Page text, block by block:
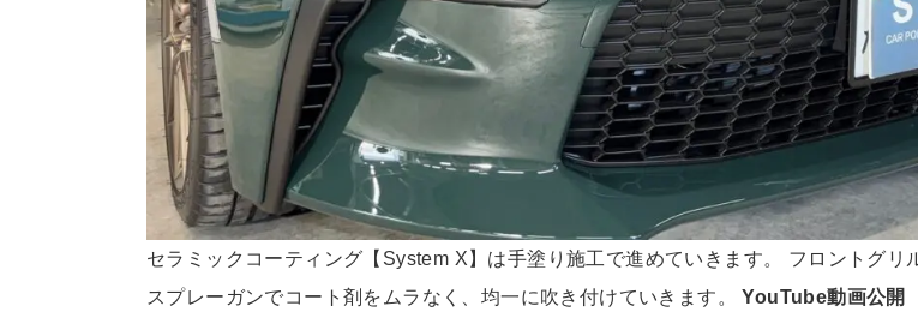
セラミックコーティング【System X】は手塗り施工で進めていきます。 フロントグリ
スプレーガンでコート剤をムラなく、均一に吹き付けていきます。YouTube動画公開